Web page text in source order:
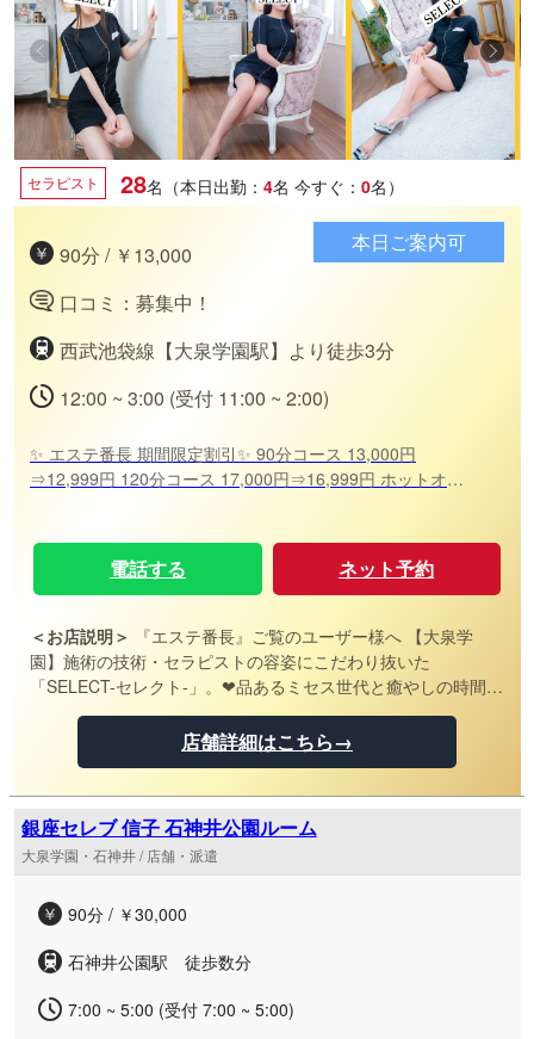
セラピスト 28名（本日出勤： 4名 今すぐ： 0名）
90分 / ￥13,000
口コミ：募集中！
西武池袋線【大泉学園駅】より徒歩3分
12:00 ~ 3:00 (受付 11:00 ~ 2:00)
本日ご案内可
✨ エステ番長 期間限定割引✨ 90分コース 13,000円
⇒12,999円 120分コース 17,000円⇒16,999円 ホットオイ
せ： 070-1534-3927 HP：https://www.eminal.tokyo/ -----
電話する ネット予約
＜お店説明＞
『エステ番長』ご覧のユーザー様へ 【大泉学
園】施術の技術・セラピストの容姿にこだわり抜いた
「SELECT-セレクト-」。❤品あるミセス世代と癒やしの時間を
過ごしたい貴方に！ 大泉学園駅南口にルームを構える
【SELECT-セレクト-】です。 当店は大人の魅力あふれるセラ
ピストさんを揃えており、特に30代～40代前半の女性が中心と
な写真にしております。 コースは、最短の60分がディープ・衣
装込みのセット価格13,000円となっており、気軽に楽しめま
料金も比較的リーズナブルでお財布にも優しいです。 品のある
ませ。 ----- ▼大泉学園メンズエステ【SELECT-セレクト-】▼
店舗詳細はこちら→
銀座セレブ 信子 石神井公園ルーム
大泉学園・石神井 / 店舗・派遣
90分 / ￥30,000
石神井公園駅 徒歩数分
7:00 ~ 5:00 (受付 7:00 ~ 5:00)